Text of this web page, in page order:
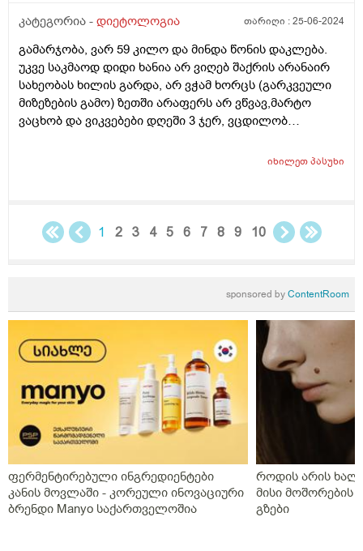
კატეგორია - დიეტოლოგია თარიღი :25-06-2024
გამარჯობა, ვარ 59 კილო და მინდა წონის დაკლება.
უკვე საკმაოდ დიდი ხანია არ ვიღებ შაქრის არანაირ
სახეობას ხილის გარდა, არ ვჭამ ხორცს (გარკვეული
მიზეზების გამო) ზეთში არაფერს არ ვწვავ,მარტო
ვაცხობ და ვიკვებები დღეში 3 ჯერ, ვცდილობ
მირჩიოთ რამე ან დამანახოთ სად ვუშვებ შეცდომას?
იხილეთპასუხი
1 2 3 4 5 6 7 8 9 10
sponsored byContentRoom
ფერმენტირებული ინგრედიენტები
კანის მოვლაში - კორეული ინოვაციური
ბრენდი Manyo საქართველოშია
როდის არის
მისი მოშორების
გზები